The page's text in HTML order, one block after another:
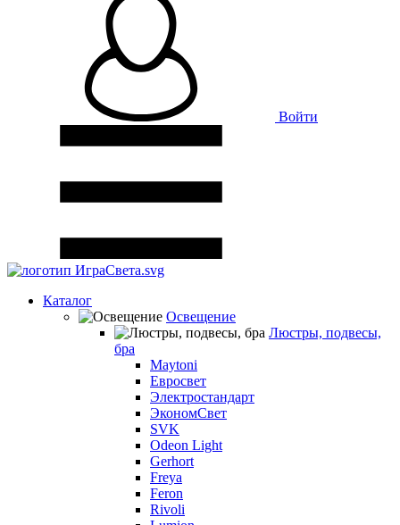
Войти
Каталог
Освещение
Люстры, подвесы,
бра
Maytoni
Евросвет
Электростандарт
ЭкономСвет
SVK
Odeon Light
Gerhort
Freya
Feron
Rivoli